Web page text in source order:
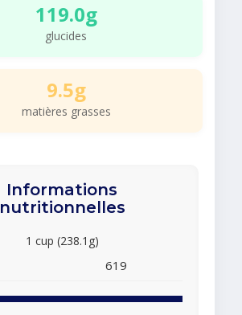
119.0g
glucides
9.5g
matières grasses
Informations
nutritionnelles
1 cup (238.1g)
619